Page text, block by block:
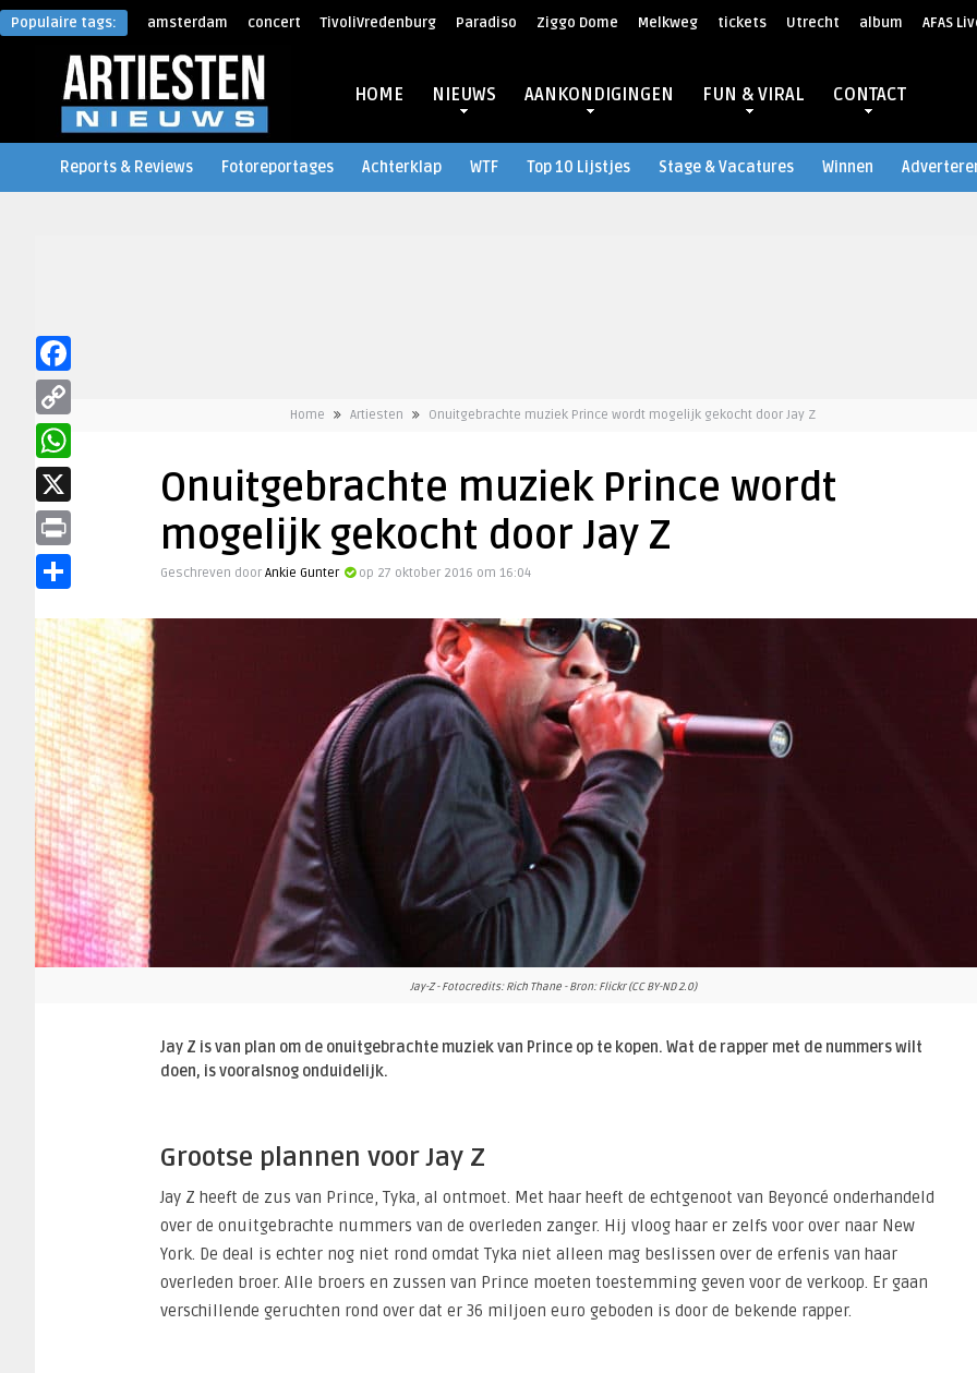
Populaire tags: amsterdam concert TivoliVredenburg Paradiso Ziggo Dome Melkweg tickets Utrecht album AFAS
HOME NIEUWS AANKONDIGINGEN FUN & VIRAL CONTACT
Reports & Reviews Fotoreportages Achterklap WTF Top 10 Lijstjes Stage & Vacatures Winnen
Home Artiesten Onuitgebrachte muziek Prince wordt mogelijk gekocht door Jay Z
Onuitgebrachte muziek Prince wordt
mogelijk gekocht door Jay Z
Geschreven door Ankie Gunter op 27 oktober 2016 om 16:04
Jay-Z - Fotocredits: Rich Thane - Bron: Flickr (CC BY-ND 2.0)
Jay Z is van plan om de onuitgebrachte muziek van Prince op te kopen. Wat de rapper met de nummers wilt
doen, is vooralsnog onduidelijk.
Grootse plannen voor Jay Z
Jay Z heeft de zus van Prince, Tyka, al ontmoet. Met haar heeft de echtgenoot van Beyoncé onderhandeld
over de onuitgebrachte nummers van de overleden zanger. Hij vloog haar er zelfs voor over naar New
York. De deal is echter nog niet rond omdat Tyka niet alleen mag beslissen over de erfenis van haar
overleden broer. Alle broers en zussen van Prince moeten toestemming geven voor de verkoop. Er gaan
verschillende geruchten rond over dat er 36 miljoen euro geboden is door de bekende rapper.
Facebook
Copy
Link
WhatsApp
X
Print